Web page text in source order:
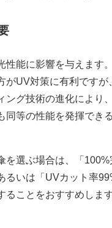
性能に影響を与えます
がUV対策に有利ですが
ング技術の進化により
同等の性能を発揮でき
を選ぶ場合は、「
るいは「UVカット率
ることをおすすめします